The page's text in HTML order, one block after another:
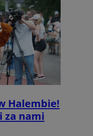
Halembie!
za nami